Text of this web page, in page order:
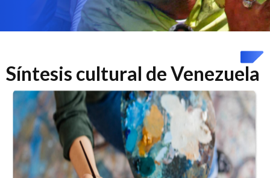
Síntesis cultural de Venezuela